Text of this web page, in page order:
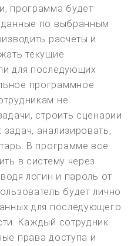
программа будет
данные по выбранным
расчеты и
текущие
для последующих
программное
не
строить сценарии
анализировать,
В программе все
в систему через
логин и пароль от
будет лично
для последующего
Каждый сотрудник
права доступа и